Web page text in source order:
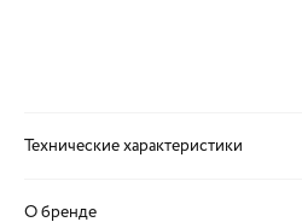
Технические характеристики
О бренде